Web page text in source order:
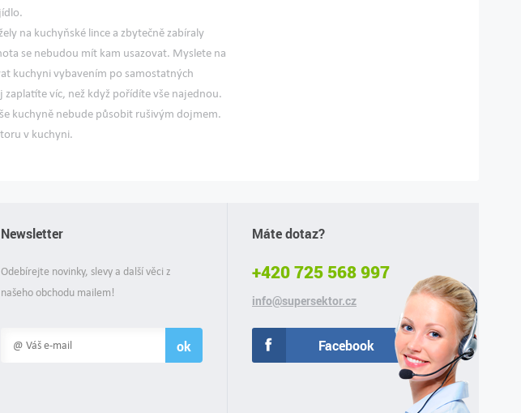
na kuchyňské lince a zbytečně zabíraly
se nebudou mít kam usazovat. Myslete na
kuchyni vybavením po samostatných
víc, než když pořídíte vše najednou.
kuchyně nebude působit rušivým dojmem.
v kuchyni.
Newsletter
Odebírejte novinky, slevy a další věci z
našeho obchodu mailem!
ok
Máte dotaz?
+420 725 568 997
info@supersektor.cz
Facebook